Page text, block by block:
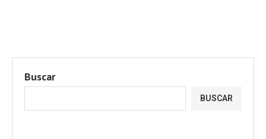
Buscar
BUSCAR